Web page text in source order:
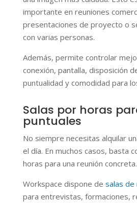
importante en reuniones
presentaciones de proyecto o
con varias personas.
Además, permite controlar
conexión, pantalla, disposición
puntualidad y comodidad para
Salas por horas
puntuales
No siempre necesitas alquilar
el día. En muchos casos, basta
horas para una reunión concreta.
Workspace dispone de salas de
para entrevistas, formaciones,